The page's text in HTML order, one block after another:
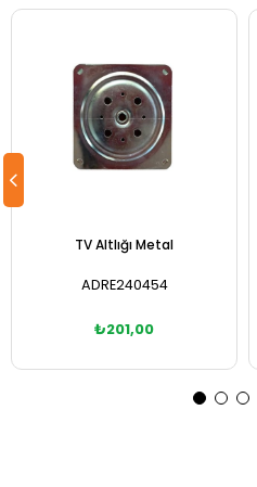
TV Altlığı Metal
ADRE240454
₺201,00